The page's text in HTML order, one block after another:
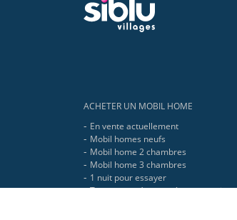
ACHETER UN MOBIL HOME
En vente actuellement
Mobil homes neufs
Mobil home 2 chambres
Mobil home 3 chambres
1 nuit pour essayer
Toutes nos réponses à vos questions